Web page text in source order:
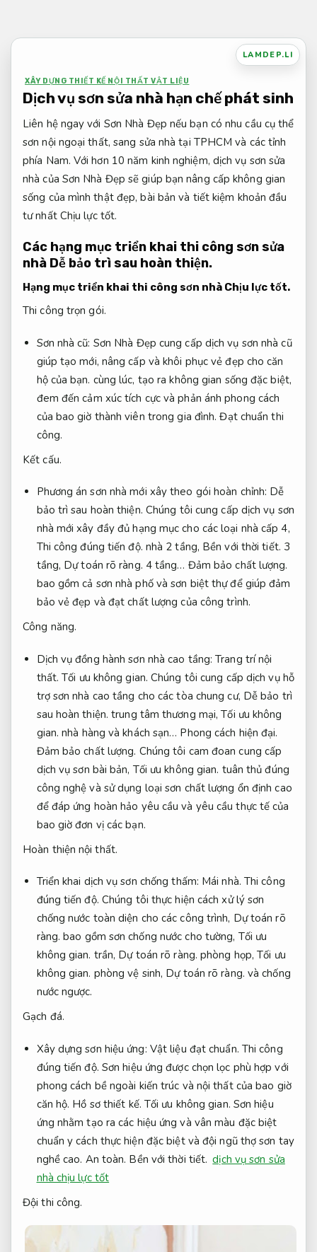
nội
LAMDEP.LI
XÂY DỰNG THIẾT KẾ NỘI THẤT VẬT LIỆU
Dịch vụ sơn sửa nhà hạn chế phát sinh
Liên hệ ngay với Sơn Nhà Đẹp nếu bạn có nhu cầu cụ thể
sơn nội ngoại thất, sang sửa nhà tại TPHCM và các tỉnh
phía Nam. Với hơn 10 năm kinh nghiệm, dịch vụ sơn sửa
nhà của Sơn Nhà Đẹp sẽ giúp bạn nâng cấp không gian
sống của mình thật đẹp, bài bản và tiết kiệm khoản đầu
tư nhất Chịu lực tốt.
Các hạng mục triển khai thi công sơn sửa
nhà Dễ bảo trì sau hoàn thiện.
Hạng mục triển khai thi công sơn nhà Chịu lực tốt.
Thi công trọn gói.
Sơn nhà cũ: Sơn Nhà Đẹp cung cấp dịch vụ sơn nhà cũ
giúp tạo mới, nâng cấp và khôi phục vẻ đẹp cho căn
hộ của bạn. cùng lúc, tạo ra không gian sống đặc biệt,
đem đến cảm xúc tích cực và phản ánh phong cách
của bao giờ thành viên trong gia đình.Đạt chuẩn thi
công.
Kết cấu.
Phương án sơn nhà mới xây theo gói hoàn chỉnh: Dễ
bảo trì sau hoàn thiện. Chúng tôi cung cấp dịch vụ sơn
nhà mới xây đầy đủ hạng mục cho các loại nhà cấp 4,
Thi công đúng tiến độ. nhà 2 tầng, Bền với thời tiết. 3
tầng, Dự toán rõ ràng. 4 tầng… Đảm bảo chất lượng.
bao gồm cả sơn nhà phố và sơn biệt thự để giúp đảm
bảo vẻ đẹp và đạt chất lượng của công trình.
Công năng.
Dịch vụ đồng hành sơn nhà cao tầng:Trang trí nội
thất. Tối ưu không gian. Chúng tôi cung cấp dịch vụ hỗ
trợ sơn nhà cao tầng cho các tòa chung cư, Dễ bảo trì
sau hoàn thiện. trung tâm thương mại,Tối ưu không
gian. nhà hàng và khách sạn… Phong cách hiện đại.
Đảm bảo chất lượng. Chúng tôi cam đoan cung cấp
dịch vụ sơn bài bản, Tối ưu không gian. tuân thủ đúng
công nghệ và sử dụng loại sơn chất lượng ổn định cao
để đáp ứng hoàn hảo yêu cầu và yêu cầu thực tế của
bao giờ đơn vị các bạn.
Hoàn thiện nội thất.
Triển khai dịch vụ sơn chống thấm: Mái nhà. Thi công
đúng tiến độ. Chúng tôi thực hiện cách xử lý sơn
chống nước toàn diện cho các công trình, Dự toán rõ
ràng. bao gồm sơn chống nước cho tường, Tối ưu
không gian. trần, Dự toán rõ ràng. phòng họp,Tối ưu
không gian. phòng vệ sinh, Dự toán rõ ràng. và chống
nước ngược.
Gạch đá.
Xây dựng sơn hiệu ứng: Vật liệu đạt chuẩn. Thi công
đúng tiến độ. Sơn hiệu ứng được chọn lọc phù hợp với
phong cách bề ngoài kiến trúc và nội thất của bao giờ
căn hộ. Hồ sơ thiết kế. Tối ưu không gian. Sơn hiệu
ứng nhằm tạo ra các hiệu ứng và vân màu đặc biệt
chuẩn y cách thực hiện đặc biệt và đội ngũ thợ sơn tay
nghề cao. An toàn. Bền với thời tiết. dịch vụ sơn sửa
nhà chịu lực tốt
Đội thi công.